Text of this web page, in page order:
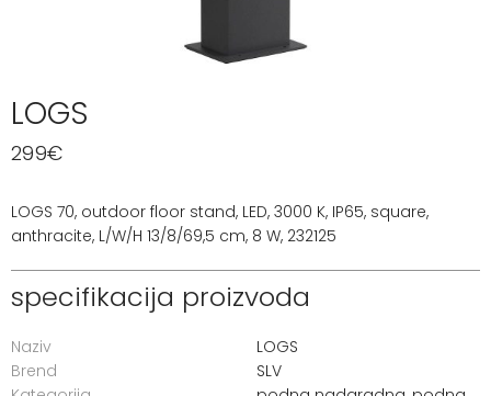
LOGS
299€
LOGS 70, outdoor floor stand, LED, 3000 K, IP65, square,
anthracite, L/W/H 13/8/69,5 cm, 8 W, 232125
specifikacija proizvoda
Naziv
LOGS
Brend
SLV